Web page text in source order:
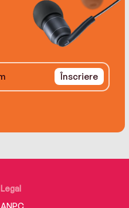
Înscriere
Legal
ANPC